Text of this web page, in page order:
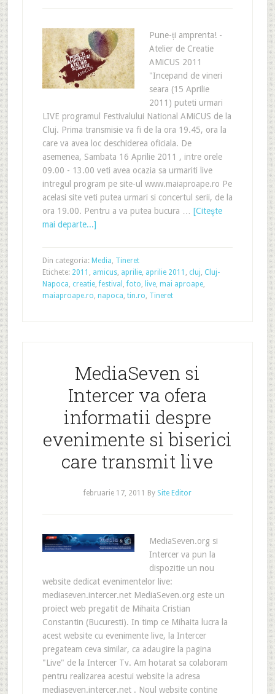
Pune-ți amprenta! -
Atelier de Creatie
AMiCUS 2011
"Incepand de vineri
seara (15 Aprilie
2011) puteti urmari
LIVE programul Festivalului National AMiCUS de la
Cluj. Prima transmisie va fi de la ora 19.45, ora la
care va avea loc deschiderea oficiala. De
asemenea, Sambata 16 Aprilie 2011 , intre orele
09.00 - 13.00 veti avea ocazia sa urmariti live
intregul program pe site-ul www.maiaproape.ro Pe
acelasi site veti putea urmari si concertul serii, de la
ora 19.00. Pentru a va putea bucura … [Citeşte
mai departe...]
Din categoria: Media, Tineret
Etichete: 2011 , amicus, aprilie, aprilie 2011 , cluj, Cluj-
Napoca, creatie,festival ,foto, live, mai aproape,
maiaproape.ro, napoca, tin.ro, Tineret
MediaSeven si
Intercer va ofera
informatii despre
evenimente si biserici
care transmit live
februarie 17, 2011 By Site Editor
MediaSeven.org si
Intercer va pun la
dispozitie un nou
website dedicat evenimentelor live:
mediaseven.intercer.net MediaSeven.org este un
proiect web pregatit de Mihaita Cristian
Constantin (Bucuresti). In timp ce Mihaita lucra la
acest website cu evenimente live, la Intercer
pregateam ceva similar, ca adaugire la pagina
"Live" de la Intercer Tv. Am hotarat sa colaboram
pentru realizarea acestui website la adresa
mediaseven.intercer.net . Noul website contine